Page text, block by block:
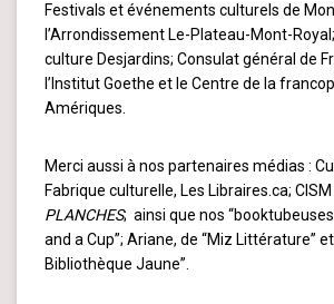
Festivals et événements culturels de
l’Arrondissement Le-Plateau-Mont-
culture Desjardins; Consulat général de
l’Institut Goethe et le Centre de la
Amériques.
Merci aussi à nos partenaires médias :
Fabrique culturelle, Les Libraires.ca;
PLANCHES; ainsi que nos
and a Cup”; Ariane, de “Miz Littérature”
Bibliothèque Jaune”.